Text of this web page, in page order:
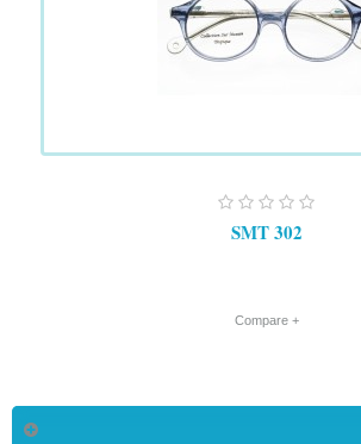
SMT 302
+ Compare